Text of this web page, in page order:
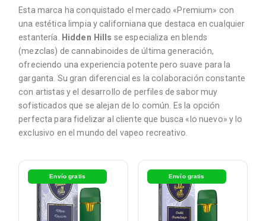
Esta marca ha conquistado el mercado «Premium» con
una estética limpia y californiana que destaca en cualquier
estantería.
Hidden Hills se especializa en blends
(mezclas) de cannabinoides de última generación,
ofreciendo una experiencia potente pero suave para la
garganta. Su gran diferencial es la colaboración constante
con artistas y el desarrollo de perfiles de sabor muy
sofisticados que se alejan de lo común. Es la opción
perfecta para fidelizar al cliente que busca «lo nuevo» y lo
exclusivo en el mundo del vapeo recreativo.
Envío gratis Envío gratis